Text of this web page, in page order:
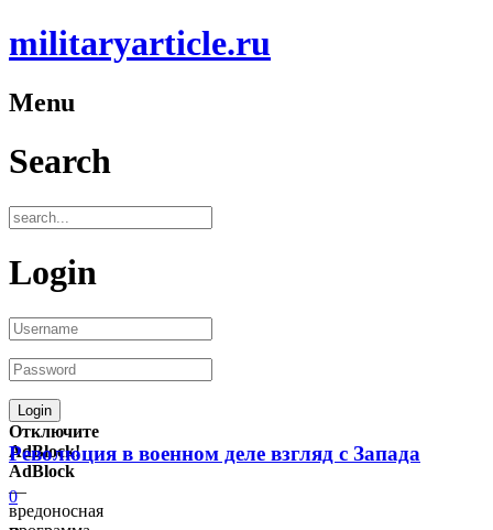
militaryarticle.ru
Menu
Search
Login
Отключите
AdBlock!
AdBlock
—
вредоносная
Революция в военном деле взгляд с Запада
0